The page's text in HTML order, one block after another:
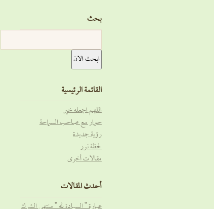
بحث
القائمة الرئيسية
اللهم اجعله خير
حوار مع صاحب السماحة
رؤية جديدة
لحظة نور
مقالات أخرى
أحدث المقالات